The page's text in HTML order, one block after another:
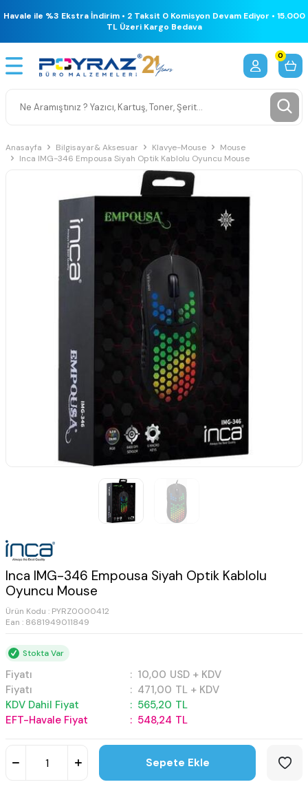
Havale ile %3 Ekstra İndirim • 2 Taksit 0 Komisyon Devam Ediyor • 15.000
TL Üzeri Kargo Bedava
0
Anasayfa Bilgisayar& Aksesuar Klavye-Mouse
Mouse
Inca IMG-346 Empousa Siyah Optik Kablolu Oyuncu Mouse
Inca IMG-346 Empousa Siyah Optik Kablolu
Oyuncu Mouse
Ürün Kodu : PYRZ0000412
Ean : 8681949011849
Stokta Var
Fiyatı : 10,00 USD + KDV
Fiyatı
: 471,00 TL + KDV
KDV Dahil Fiyat
: 565,20 TL
EFT-Havale Fiyat
: 548,24 TL
Sepete Ekle